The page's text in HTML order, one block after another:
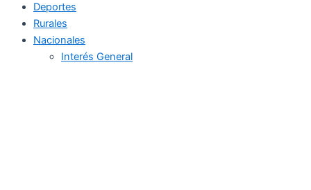
Deportes
Rurales
Nacionales
Interés General